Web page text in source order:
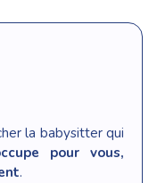
la babysitter qui
pour vous,
.